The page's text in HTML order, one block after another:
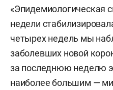
«Эпидемиологическая
недели
четырех недель мы
заболевших новой
за последнюю неделю
наиболее большим —